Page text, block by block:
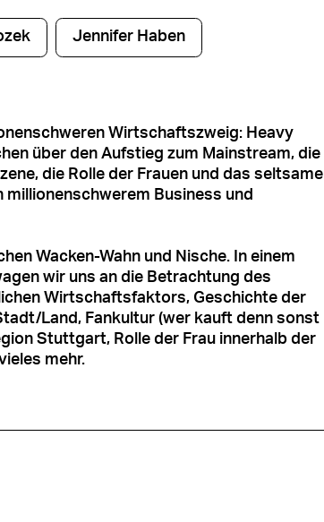
Jennifer Haben
Wirtschaftszweig: Heavy
über den Aufstieg zum Mainstream, die
die Rolle der Frauen und das seltsame
Business und
Wacken-Wahn und Nische. In einem
wir uns an die Betrachtung des
Wirtschaftsfaktors, Geschichte der
Land, Fankultur (wer kauft denn sonst
Stuttgart, Rolle der Frau innerhalb der
mehr.